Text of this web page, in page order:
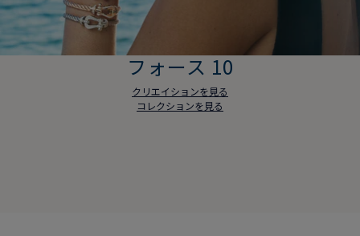
フォース 10
クリエイションを見る
コレクションを見る